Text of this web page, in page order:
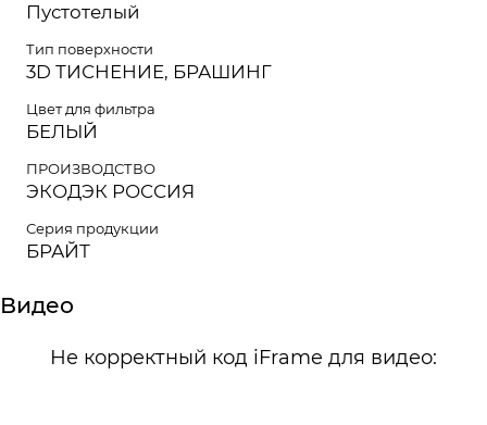
Пустотелый
Тип поверхности
3D ТИСНЕНИЕ, БРАШИНГ
Цвет для фильтра
БЕЛЫЙ
ПРОИЗВОДСТВО
ЭКОДЭК РОССИЯ
Серия продукции
БРАЙТ
Видео
Не корректный код iFrame для видео: